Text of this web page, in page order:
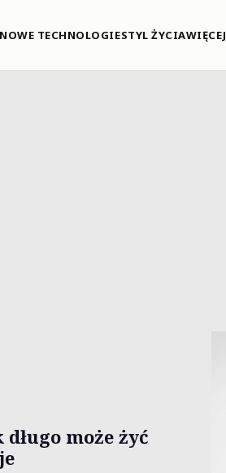
NOWE TECHNOLOGIESTYL ŻYCIAWIĘCEJ
może żyć